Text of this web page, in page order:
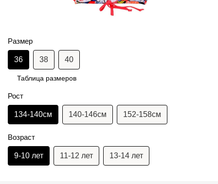
Размер
36 38 40
Таблица размеров
Рост
134-140см 140-146см 152-158см
Возраст
9-10 лет 11-12 лет 13-14 лет